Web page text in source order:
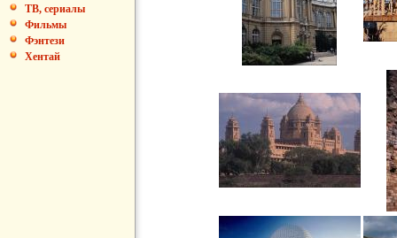
ТВ, сериалы
Фильмы
Фэнтези
Хентай